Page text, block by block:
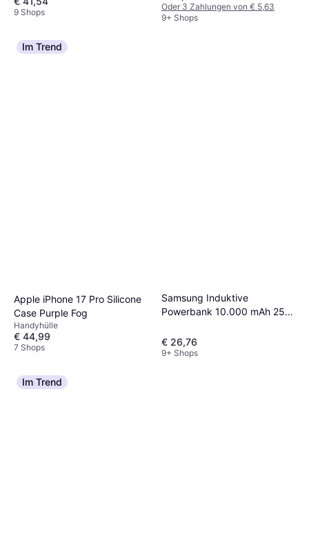
9 Shops
Oder 3 Zahlungen von € 5,63
9+ Shops
Im Trend
Apple iPhone 17 Pro Silicone
Case Purple Fog
Handyhülle
€ 44,99
7 Shops
Samsung Induktive
Powerbank 10.000 mAh 25
€ 26,76
9+ Shops
Im Trend